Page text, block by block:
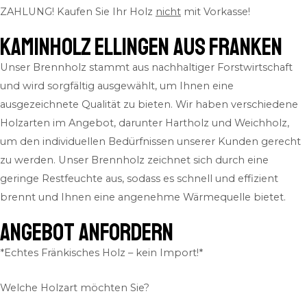
ZAHLUNG! Kaufen Sie Ihr Holz nicht mit Vorkasse!
Kaminholz Ellingen aus Franken
Unser Brennholz stammt aus nachhaltiger Forstwirtschaft
und wird sorgfältig ausgewählt, um Ihnen eine
ausgezeichnete Qualität zu bieten. Wir haben verschiedene
Holzarten im Angebot, darunter Hartholz und Weichholz,
um den individuellen Bedürfnissen unserer Kunden gerecht
zu werden. Unser Brennholz zeichnet sich durch eine
geringe Restfeuchte aus, sodass es schnell und effizient
brennt und Ihnen eine angenehme Wärmequelle bietet.
ANGEBOT ANFORDERN
*Echtes Fränkisches Holz – kein Import!*
Welche Holzart möchten Sie?